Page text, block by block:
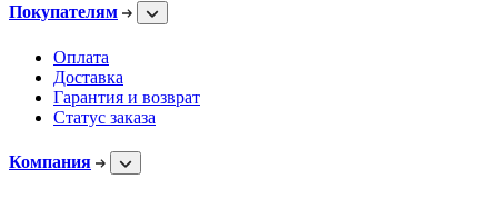
Покупателям
Оплата
Доставка
Гарантия и возврат
Статус заказа
Компания